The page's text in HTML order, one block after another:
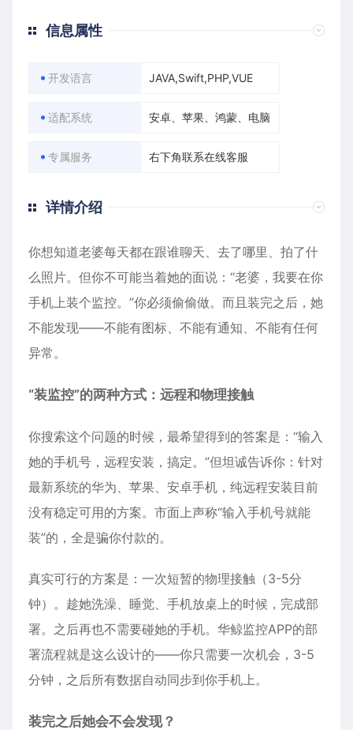
信息属性
开发语言 JAVA,Swift,PHP,VUE
适配系统 安卓、苹果、鸿蒙、电脑
专属服务 右下角联系在线客服
详情介绍
你想知道老婆每天都在跟谁聊天、去了哪里、拍了什
么照片。但你不可能当着她的面说：“老婆，我要在你
手机上装个监控。”你必须偷偷做。而且装完之后，她
不能发现——不能有图标、不能有通知、不能有任何
异常。
“装监控”的两种方式：远程和物理接触
你搜索这个问题的时候，最希望得到的答案是：“输入
她的手机号，远程安装，搞定。”但坦诚告诉你：针对
最新系统的华为、苹果、安卓手机，纯远程安装目前
没有稳定可用的方案。市面上声称“输入手机号就能
装”的，全是骗你付款的。
真实可行的方案是：一次短暂的物理接触（3-5分
钟）。趁她洗澡、睡觉、手机放桌上的时候，完成部
署。之后再也不需要碰她的手机。华鲸监控APP的部
署流程就是这么设计的——你只需要一次机会，3-5
分钟，之后所有数据自动同步到你手机上。
装完之后她会不会发现？